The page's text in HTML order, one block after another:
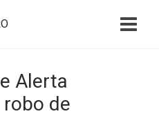
Alerta
de